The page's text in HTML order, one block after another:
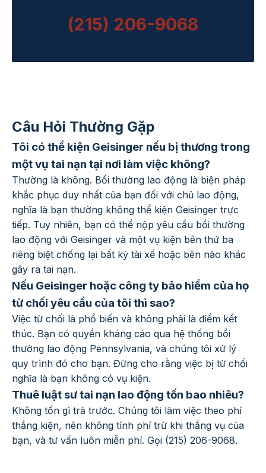
(215) 206-9068
Câu Hỏi Thường Gặp
Tôi có thể kiện Geisinger nếu bị thương trong
một vụ tai nạn tại nơi làm việc không?
Thường là không. Bồi thường lao động là biện pháp
khắc phục duy nhất của bạn đối với chủ lao động,
nghĩa là bạn thường không thể kiện Geisinger trực
tiếp. Tuy nhiên, bạn có thể nộp yêu cầu bồi thường
lao động với Geisinger và một vụ kiện bên thứ ba
riêng biệt chống lại bất kỳ tài xế hoặc bên nào khác
gây ra tai nạn.
Nếu Geisinger hoặc công ty bảo hiểm của họ
từ chối yêu cầu của tôi thì sao?
Việc từ chối là phổ biến và không phải là điểm kết
thúc. Bạn có quyền kháng cáo qua hệ thống bồi
thường lao động Pennsylvania, và chúng tôi xử lý
quy trình đó cho bạn. Đừng cho rằng việc bị từ chối
nghĩa là bạn không có vụ kiện.
Thuê luật sư tai nạn lao động tốn bao nhiêu?
Không tốn gì trả trước. Chúng tôi làm việc theo phí
thắng kiện, nên không tính phí trừ khi thắng vụ của
bạn, và tư vấn luôn miễn phí. Gọi (215) 206-9068.